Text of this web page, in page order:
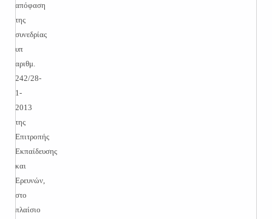
απόφαση
της
συνεδρίας
υπ
αριθμ.
242/28-
1-
2013
της
Επιτροπής
Εκπαίδευσης
και
Ερευνών,
στο
πλαίσιο